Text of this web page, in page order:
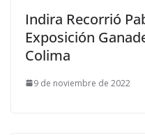
Indira Recorrió
Exposición
Colima
9 de noviembre de 2022